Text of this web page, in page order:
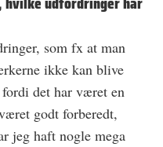
som fx at man
ikke kan blive
det har været en
godt forberedt,
jeg haft nogle mega